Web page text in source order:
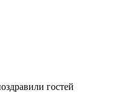
гостей